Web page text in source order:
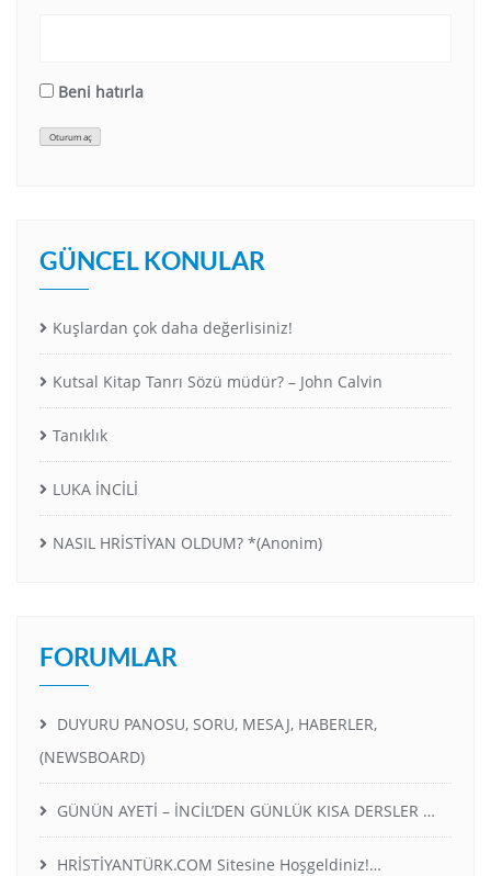
Beni hatırla
Oturum aç
GÜNCEL KONULAR
Kuşlardan çok daha değerlisiniz!
Kutsal Kitap Tanrı Sözü müdür? – John Calvin
Tanıklık
LUKA İNCİLİ
NASIL HRİSTİYAN OLDUM? *(Anonim)
FORUMLAR
DUYURU PANOSU, SORU, MESAJ, HABERLER,
(NEWSBOARD)
GÜNÜN AYETİ – İNCİL’DEN GÜNLÜK KISA DERSLER …
HRİSTİYANTÜRK.COM Sitesine Hoşgeldiniz!…